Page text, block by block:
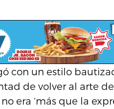
con un estilo
de volver al arte
era ‘más que la